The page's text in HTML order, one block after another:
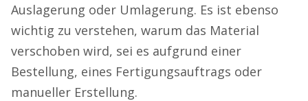
Auslagerung oder Umlagerung. Es ist ebenso
wichtig zu verstehen, warum das Material
verschoben wird, sei es aufgrund einer
Bestellung, eines Fertigungsauftrags oder
manueller Erstellung.